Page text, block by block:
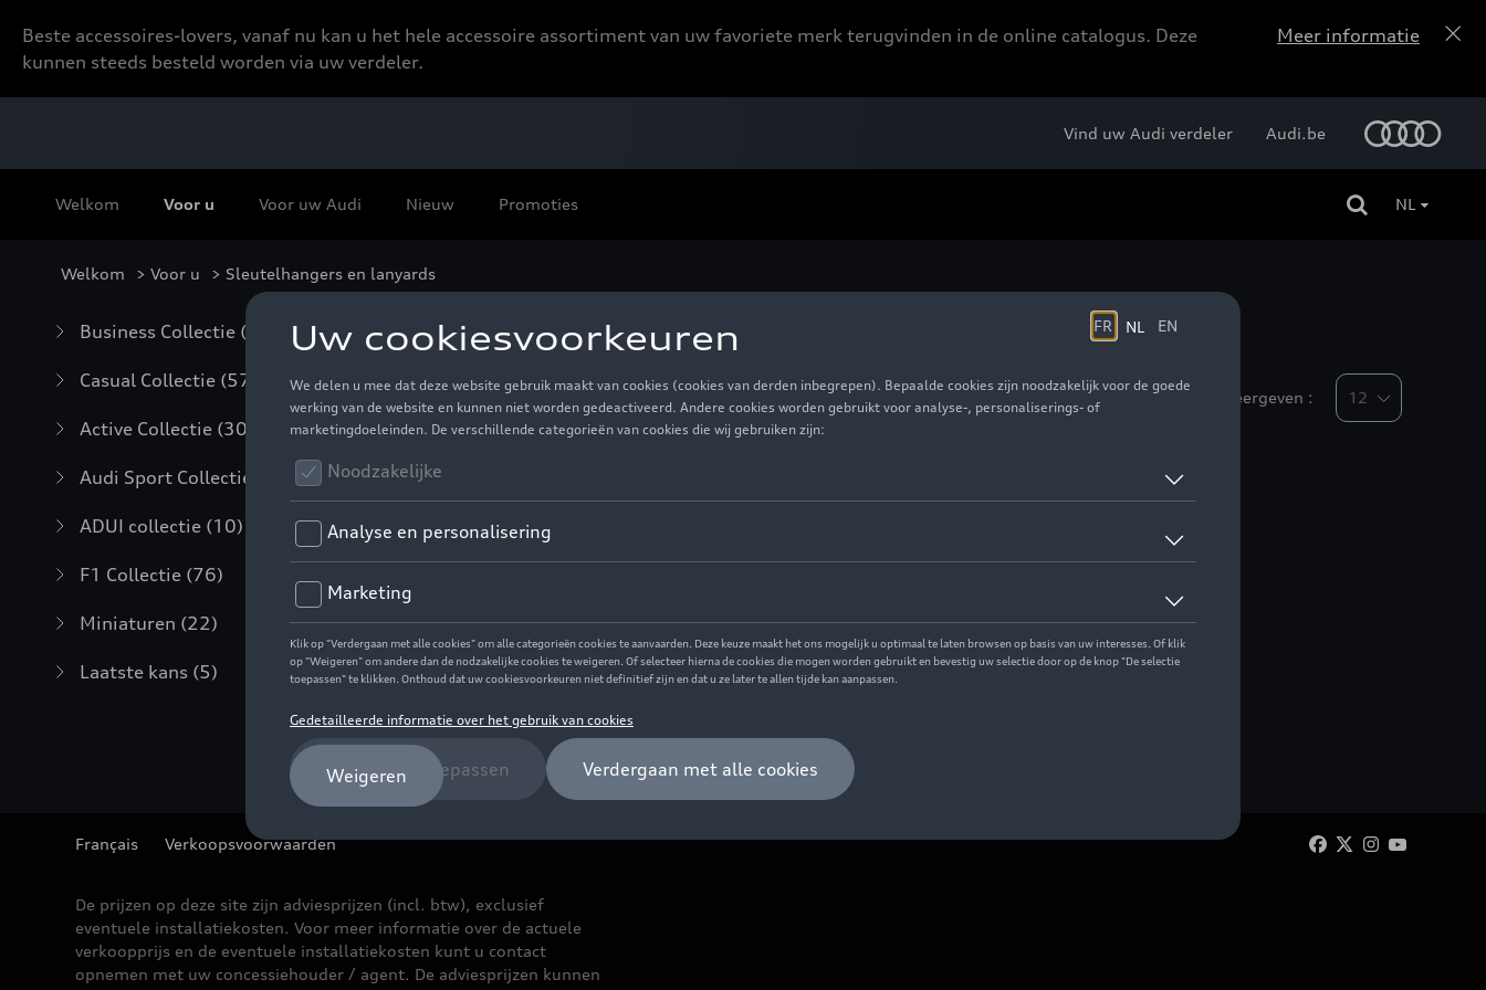
Beste accessoires-lovers, vanaf nu kan u het hele accessoire assortiment van uw favoriete merk terugvinden in de online catalogus. Deze
kunnen steeds besteld worden via uw verdeler.
Meer informatie
Welkom Voor u Voor uw Audi Nieuw Promoties
Vind uw Audi verdeler Audi.be
NL
Welkom > Voor u > Sleutelhangers en lanyards
Business Collectie (59)
Casual Collectie (57)
Active Collectie (30)
Audi Sport Collectie
ADUI collectie (10)
F1 Collectie (76)
Miniaturen (22)
Laatste kans (5)
Sleutelhangers en lanyards
Weergeven :
Français Verkoopsvoorwaarden
De prijzen op deze site zijn adviesprijzen (incl. btw), exclusief
eventuele installatiekosten. Voor meer informatie over de actuele
verkoopprijs en de eventuele installatiekosten kunt u contact
opnemen met uw concessiehouder / agent. De adviesprijzen kunnen